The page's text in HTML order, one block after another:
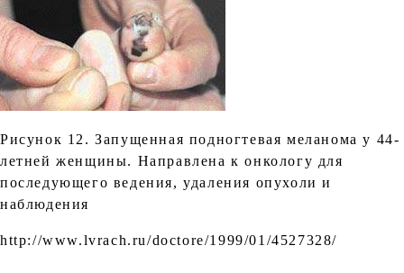
Рисунок 12. Запущенная подногтевая меланома у 44-
летней женщины. Направлена к онкологу для
последующего ведения, удаления опухоли и
наблюдения
http://www.lvrach.ru/doctore/1999/01/4527328/